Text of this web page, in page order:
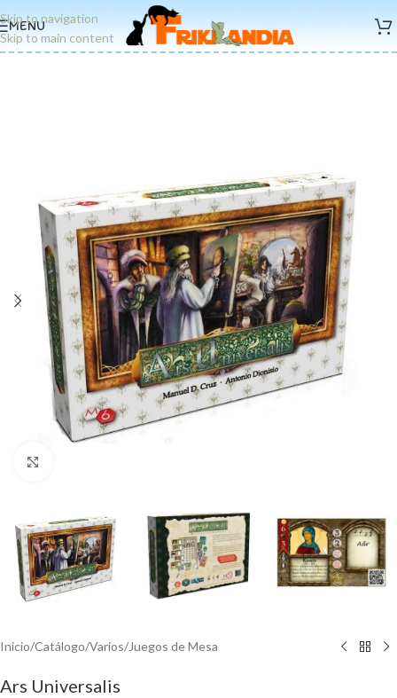
Skip to navigation
Skip to main content
MENU
Inicio/Catálogo/Varios/Juegos de Mesa
Ars Universalis